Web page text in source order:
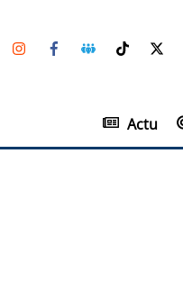
to
InstagramFacebookGroupe
Facebook
Actu